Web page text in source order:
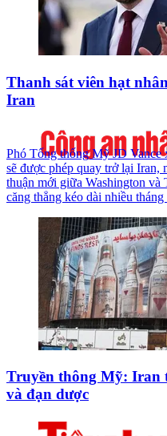
Thanh sát viên hạt
Iran
Phó Tổng thống Mỹ JD Vance
sẽ được phép quay trở lại Iran,
thuận mới giữa Washington và
căng thẳng kéo dài nhiều
Truyền thông Mỹ: Iran
và đạn dược